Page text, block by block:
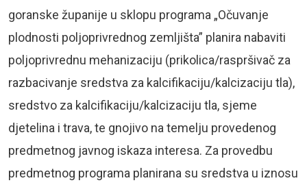
goranske županije u sklopu programa „Očuvanje
plodnosti poljoprivrednog zemljišta” planira nabaviti
poljoprivrednu mehanizaciju (prikolica/raspršivač za
razbacivanje sredstva za kalcifikaciju/kalcizaciju tla),
sredstvo za kalcifikaciju/kalcizaciju tla, sjeme
djetelina i trava, te gnojivo na temelju provedenog
predmetnog javnog iskaza interesa. Za provedbu
predmetnog programa planirana su sredstva u iznosu